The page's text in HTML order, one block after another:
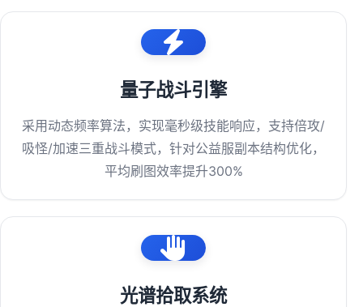
量子战斗引擎
采用动态频率算法，实现毫秒级技能响应，支持倍攻/
吸怪/加速三重战斗模式，针对公益服副本结构优化，
平均刷图效率提升300%
光谱拾取系统